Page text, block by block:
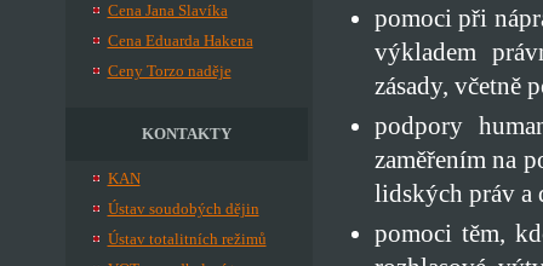
Cena Jana Slavíka
Cena Eduarda Hakena
Ceny Torzo naděje
KONTAKTY
KAN
Ústav soudobých dějin
Ústav totalitních režimů
pomoci při
výkladem
zásady, včetně
podpory
zaměřením na
lidských práv a
pomoci těm,